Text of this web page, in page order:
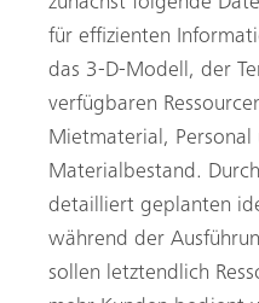
für effizienten
das 3-D-Modell, der
verfügbaren
Mietmaterial,
Materialbestand.
detailliert geplanten
während der
sollen letztendlich